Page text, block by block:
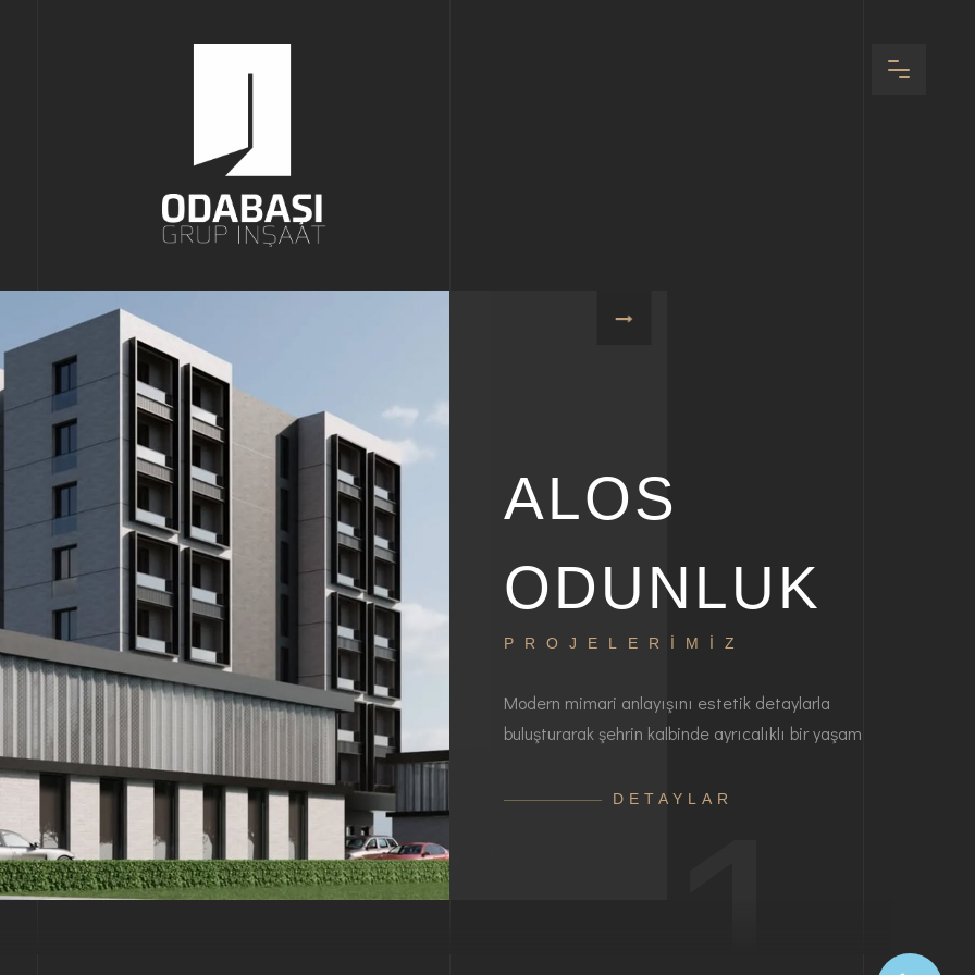
ALOS
ODUNLUK
PROJELERİMİZ
Modern mimari anlayışını estetik detaylarla
buluşturarak şehrin kalbinde ayrıcalıklı bir yaşam
DETAYLAR